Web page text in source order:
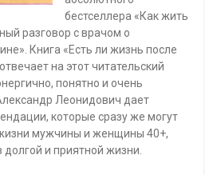
бестселлера «Как жить
разговор с врачом о
Книга «Есть ли жизнь после
на этот чита­тельский
понятно и очень
Леонидович дает
которые сразу же могут
мужчины и жен­щины 40+,
долгой и приятной жизни.